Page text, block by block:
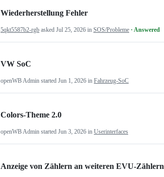
Wiederherstellung Fehler
5qkt5587b2-rgb asked Jul 25, 2026 in SOS/Probleme · Answered
VW SoC
openWB Admin started Jun 1, 2026 in Fahrzeug-SoC
Colors-Theme 2.0
openWB Admin started Jun 3, 2026 in Userinterfaces
Anzeige von Zählern an weiteren EVU-Zählern